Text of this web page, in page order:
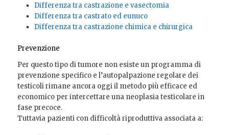
Differenza tra castrazione e vasectomia
Differenza tra castrato ed eunuco
Differenza tra castrazione chimica e chirurgica
Prevenzione
Per questo tipo di tumore non esiste un programma di
prevenzione specifico e l’autopalpazione regolare dei
testicoli rimane ancora oggi il metodo più efficace ed
economico per intercettare una neoplasia testicolare in
fase precoce.
Tuttavia pazienti con difficoltà riproduttiva associata a: